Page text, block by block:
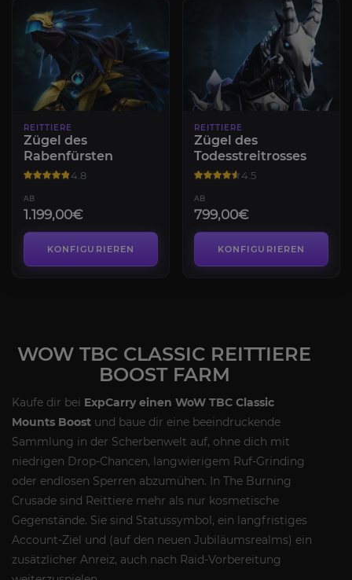
REITTIERE
Zügel des
Rabenfürsten
4.8
AB
1.199,00€
KONFIGURIEREN
REITTIERE
Zügel des
Todesstreitrosses
4.5
AB
799,00€
KONFIGURIEREN
WOW TBC CLASSIC REITTIERE
BOOST FARM
Kaufe dir bei ExpCarry einen WoW TBC Classic
Mounts Boost und baue dir eine beeindruckende
Sammlung in der Scherbenwelt auf, ohne dich mit
niedrigen Drop-Chancen, langwierigem Ruf-Grinding
oder endlosen Sperren abzumühen. In The Burning
Crusade sind Reittiere mehr als nur kosmetische
Gegenstände. Sie sind Statussymbol, ein langfristiges
Account-Ziel und (auf den neuen Jubiläumsrealms) ein
zusätzlicher Anreiz, auch nach Raid-Vorbereitung